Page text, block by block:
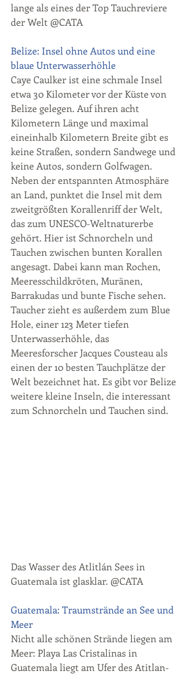
lange als eines der Top Tauchreviere
der Welt @CATA
Belize: Insel ohne Autos und eine
blaue Unterwasserhöhle
Caye Caulker ist eine schmale Insel
etwa 30 Kilometer vor der Küste von
Belize gelegen. Auf ihren acht
Kilometern Länge und maximal
eineinhalb Kilometern Breite gibt es
keine Straßen, sondern Sandwege und
keine Autos, sondern Golfwagen.
Neben der entspannten Atmosphäre
an Land, punktet die Insel mit dem
zweitgrößten Korallenriff der Welt,
das zum UNESCO-Weltnaturerbe
gehört. Hier ist Schnorcheln und
Tauchen zwischen bunten Korallen
angesagt. Dabei kann man Rochen,
Meeresschildkröten, Muränen,
Barrakudas und bunte Fische sehen.
Taucher zieht es außerdem zum Blue
Hole, einer 123 Meter tiefen
Unterwasserhöhle, das
Meeresforscher Jacques Cousteau als
einen der 10 besten Tauchplätze der
Welt bezeichnet hat. Es gibt vor Belize
weitere kleine Inseln, die interessant
zum Schnorcheln und Tauchen sind.
Das Wasser des Atlitlán Sees in
Guatemala ist glasklar. @CATA
Guatemala: Traumstrände an See und
Meer
Nicht alle schönen Strände liegen am
Meer: Playa Las Cristalinas in
Guatemala liegt am Ufer des Atitlan-